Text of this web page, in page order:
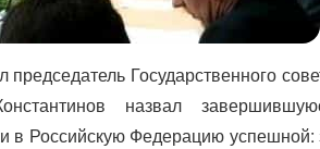
Государственного
назвал
в Российскую Федерацию успешной: